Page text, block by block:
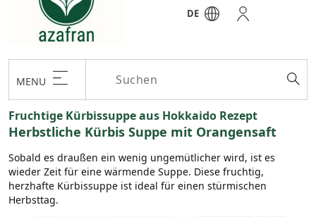
DE
MENU
Fruchtige Kürbissuppe aus Hokkaido Rezept
Herbstliche Kürbis Suppe mit Orangensaft
Sobald es draußen ein wenig ungemütlicher wird, ist es
wieder Zeit für eine wärmende Suppe. Diese fruchtig,
herzhafte Kürbissuppe ist ideal für einen stürmischen
Herbsttag.